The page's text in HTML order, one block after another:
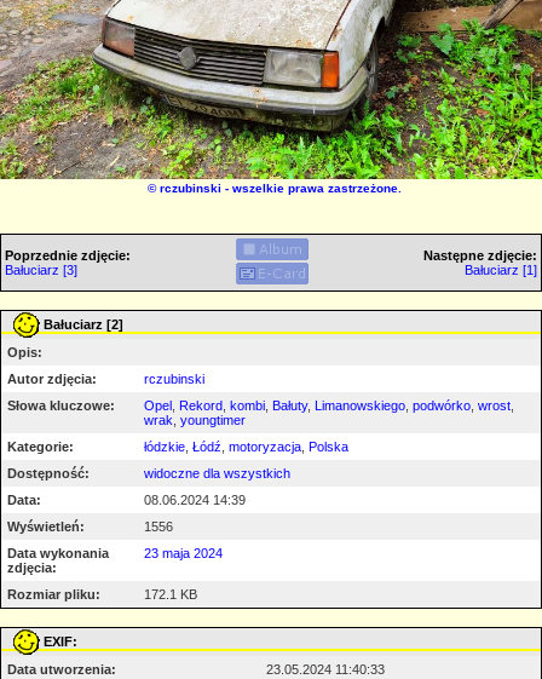
©rczubinski - wszelkie prawa zastrzeżone.
Poprzednie zdjęcie:
Bałuciarz [3]
Następne zdjęcie:
Bałuciarz [1]
Bałuciarz [2]
Opis:
Autor zdjęcia:
rczubinski
Słowa kluczowe:
Opel Rekord kombi Bałuty, Limanowskiego podwórko wrost
wrak youngtimer
Kategorie:
łódzkie Łódź motoryzacja Polska
Dostępność:
widoczne dla wszystkich
Data:
08.06.2024 14:39
Wyświetleń:
1556
Data wykonania
zdjęcia:
23 maja 2024
Rozmiar pliku: 172.1 KB
EXIF:
Data utworzenia:
23.05.2024 11:40:33